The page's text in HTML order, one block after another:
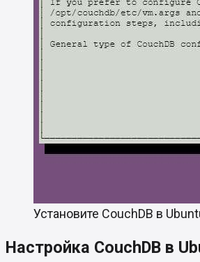
Установите CouchDB в
Настройка CouchDB в